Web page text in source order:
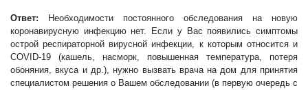
Ответ: Необходимости постоянного обследования на новую
коронавирусную инфекцию нет. Если у Вас появились симптомы
острой респираторной вирусной инфекции, к которым относится и
COVID-19 (кашель, насморк, повышенная температура, потеря
обоняния, вкуса и др.), нужно вызвать врача на дом для принятия
специалистом решения о Вашем обследовании (в первую очередь с